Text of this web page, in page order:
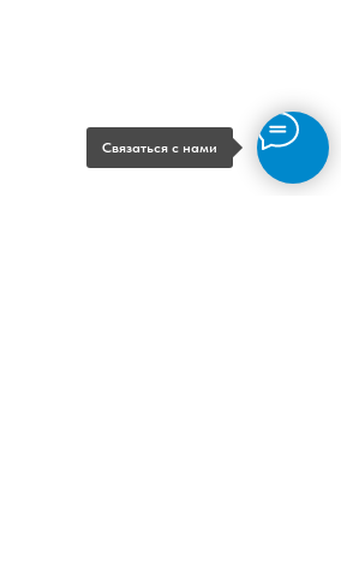
Связаться с нами